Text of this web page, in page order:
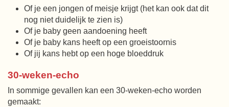
Of je een jongen of meisje krijgt (het kan ook dat dit
nog niet duidelijk te zien is)
Of je baby geen aandoening heeft
Of je baby kans heeft op een groeistoornis
Of jij kans hebt op een hoge bloeddruk
30-weken-echo
In sommige gevallen kan een 30-weken-echo worden
gemaakt: